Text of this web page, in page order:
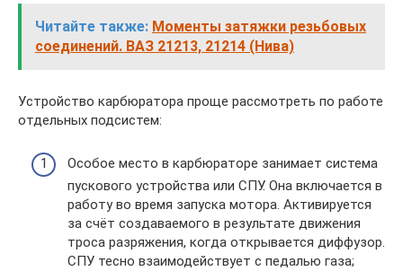
Читайте также: Моменты затяжки резьбовых
соединений. ВАЗ 21213, 21214 (Нива)
Устройство карбюратора проще рассмотреть по работе
отдельных подсистем:
Особое место в карбюраторе занимает система
пускового устройства или СПУ. Она включается в
работу во время запуска мотора. Активируется
за счёт создаваемого в результате движения
троса разряжения, когда открывается диффузор.
СПУ тесно взаимодействует с педалью газа;